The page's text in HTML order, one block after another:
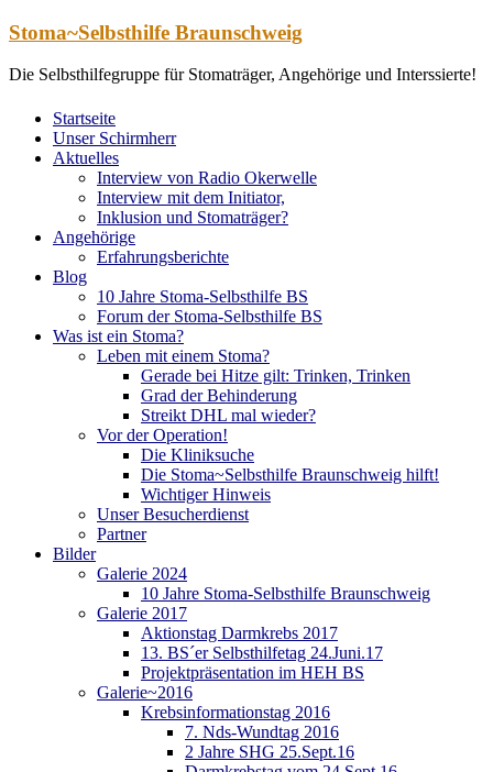
Zum
springen
Stoma~Selbsthilfe Braunschweig
Die Selbsthilfegruppe für Stomaträger, Angehörige und Interssierte!
Startseite
Unser Schirmherr
Aktuelles
Interview von Radio Okerwelle
Interview mit dem Initiator,
Inklusion und Stomaträger?
Angehörige
Erfahrungsberichte
Blog
10 Jahre Stoma-Selbsthilfe BS
Forum der Stoma-Selbsthilfe BS
Was ist ein Stoma?
Leben mit einem Stoma?
Gerade bei Hitze gilt: Trinken, Trinken
Grad der Behinderung
Streikt DHL mal wieder?
Vor der Operation!
Die Kliniksuche
Die Stoma~Selbsthilfe Braunschweig hilft!
Wichtiger Hinweis
Unser Besucherdienst
Partner
Bilder
Galerie 2024
10 Jahre Stoma-Selbsthilfe Braunschweig
Galerie 2017
Aktionstag Darmkrebs 2017
13. BS´er Selbsthilfetag 24.Juni.17
Projektpräsentation im HEH BS
Galerie~2016
Krebsinformationstag 2016
7. Nds-Wundtag 2016
2 Jahre SHG 25.Sept.16